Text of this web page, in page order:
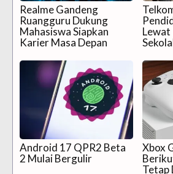
Realme Gandeng
Ruangguru Dukung
Mahasiswa Siapkan
Karier Masa Depan
Lewat
Android 17 QPR2 Beta
2 Mulai Bergulir
Xbox
Tetap